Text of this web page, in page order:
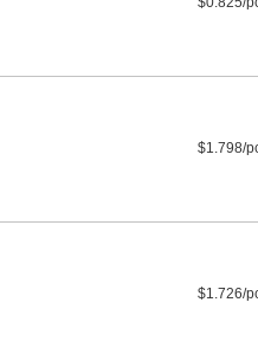
$1.798/
$1.726/